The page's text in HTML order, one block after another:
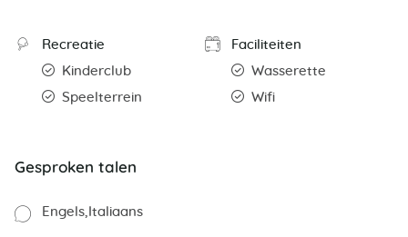
Recreatie
Kinderclub
Speelterrein
Faciliteiten
Wasserette
Wifi
Gesproken talen
Engels Italiaans